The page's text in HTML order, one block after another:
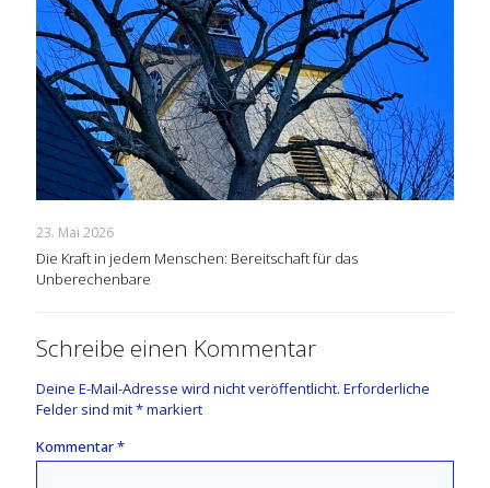
23. Mai 2026
Die Kraft in jedem Menschen: Bereitschaft für das
Unberechenbare
Schreibe einen Kommentar
Deine E-Mail-Adresse wird nicht veröffentlicht. Erforderliche
Felder sind mit*markiert
Kommentar*